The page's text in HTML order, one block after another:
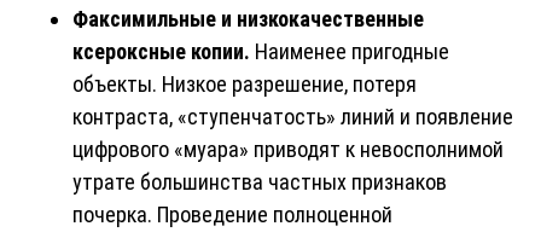
Факсимильные и низкокачественные
ксероксные копии. Наименее пригодные
объекты. Низкое разрешение, потеря
контраста, «ступенчатость» линий и появление
цифрового «муара» приводят к невосполнимой
утрате большинства частных признаков
почерка. Проведение полноценной